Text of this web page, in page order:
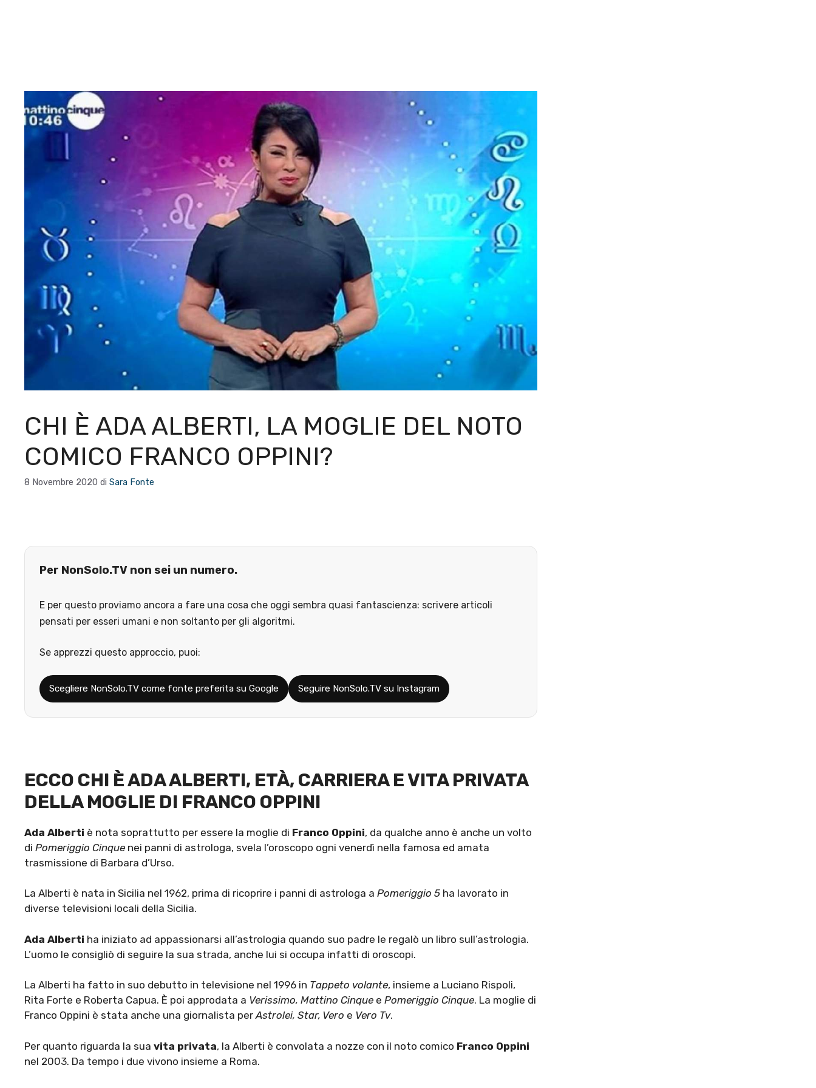
CHI È ADA ALBERTI, LA MOGLIE DEL NOTO
COMICO FRANCO OPPINI?
8 Novembre 2020 di Sara Fonte
Per NonSolo.TV non sei un numero.
E per questo proviamo ancora a fare una cosa che oggi sembra quasi fantascienza: scrivere articoli
pensati per esseri umani e non soltanto per gli algoritmi.
Se apprezzi questo approccio, puoi:
Scegliere NonSolo.TV come fonte preferita su Google Seguire NonSolo.TV su Instagram
ECCO CHI È ADA ALBERTI, ETÀ, CARRIERA E VITA PRIVATA
DELLA MOGLIE DI FRANCO OPPINI
Ada Alberti è nota soprattutto per essere la moglie di Franco Oppini, da qualche anno è anche un volto
di Pomeriggio Cinque nei panni di astrologa, svela l’oroscopo ogni venerdì nella famosa ed amata
trasmissione di Barbara d’Urso.
La Alberti è nata in Sicilia nel 1962, prima di ricoprire i panni di astrologa a Pomeriggio 5 ha lavorato in
diverse televisioni locali della Sicilia.
Ada Alberti ha iniziato ad appassionarsi all’astrologia quando suo padre le regalò un libro sull’astrologia.
L’uomo le consigliò di seguire la sua strada, anche lui si occupa infatti di oroscopi.
La Alberti ha fatto in suo debutto in televisione nel 1996 in Tappeto volante, insieme a Luciano Rispoli,
Rita Forte e Roberta Capua. È poi approdata a Verissimo, Mattino Cinque e Pomeriggio Cinque. La moglie di
Franco Oppini è stata anche una giornalista perAstrolei, Star, Vero e Vero Tv.
Per quanto riguarda la sua vita privata, la Alberti è convolata a nozze con il noto comico Franco Oppini
nel 2003. Da tempo i due vivono insieme a Roma.